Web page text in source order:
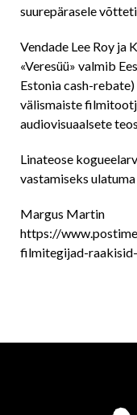
suurepärasele
Vendade Lee Roy ja
«Veresüü» valmib
Estonia cash-
välismaiste
audiovisuaalsete
Linateose
vastamiseks
Margus Martin
https://
filmitegijad-